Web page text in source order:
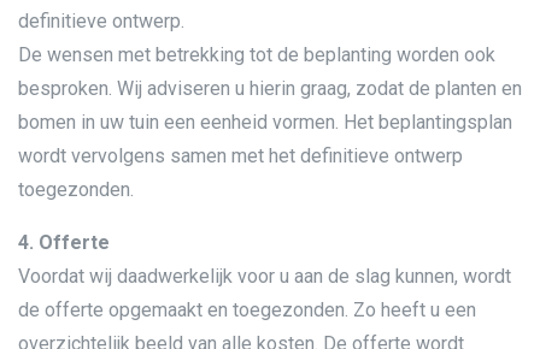
definitieve ontwerp.
De wensen met betrekking tot de beplanting worden ook
besproken. Wij adviseren u hierin graag, zodat de planten en
bomen in uw tuin een eenheid vormen. Het beplantingsplan
wordt vervolgens samen met het definitieve ontwerp
toegezonden.
4. Offerte
Voordat wij daadwerkelijk voor u aan de slag kunnen, wordt
de offerte opgemaakt en toegezonden. Zo heeft u een
overzichtelijk beeld van alle kosten. De offerte wordt